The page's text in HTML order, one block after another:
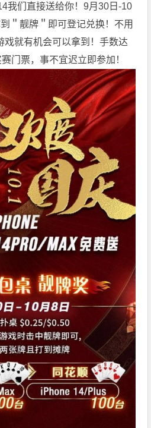
我们直接送给你！9月30日-10
＂靓牌＂即可登记兑换！不用
戏就有机会可以拿到！手数达
门票，事不宜迟立即参加！